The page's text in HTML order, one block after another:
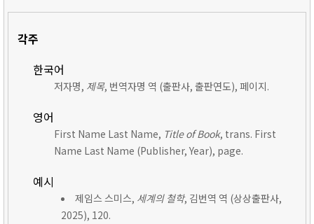
각주
한국어
저자명, 제목, 번역자명 역 (출판사, 출판연도), 페이지.
영어
First Name Last Name, Title of Book, trans. First
Name Last Name (Publisher, Year), page.
예시
제임스 스미스, 세계의 철학, 김번역 역 (상상출판사,
2025), 120.